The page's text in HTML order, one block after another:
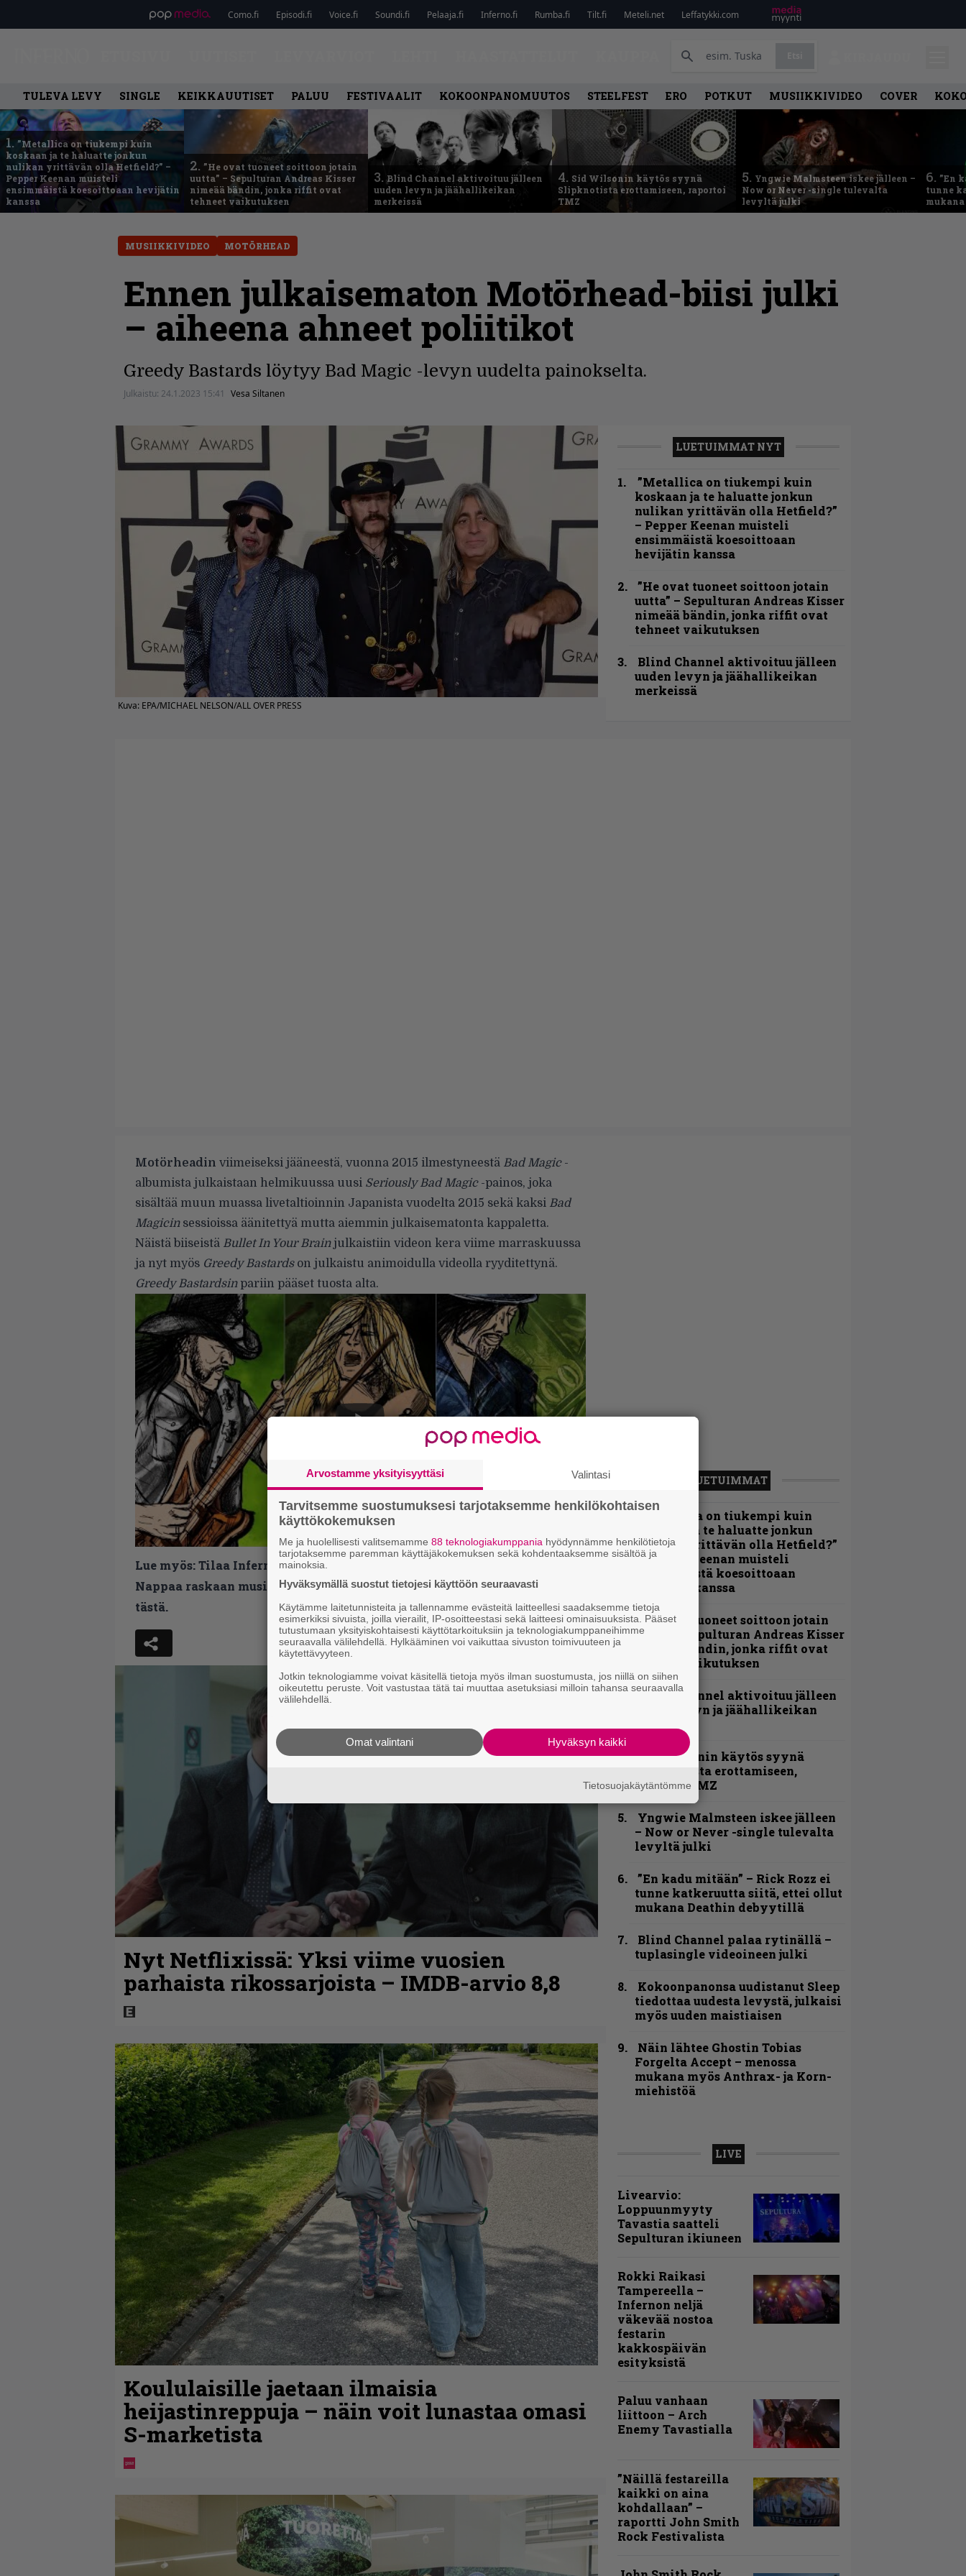
Como.fi Episodi.fi Voice.fi Soundi.fi Pelaaja.fi Inferno.fi Rumba.fi Tilt.fi Meteli.net Leffatykki.com
TULEVA LEVY SINGLE KEIKKAUUTISET PALUU FESTIVAALIT KOKOONPANOMUUTOS STEELFEST ERO POTKUT MUSIIKKIVIDEO COVER
1. ”Metallica on tiukempi kuin
koskaan ja te haluatte jonkun
nulikan yrittävän olla Hetfield?” –
Pepper Keenan muisteli
ensimmäistä koesoittoaan hevijätin
kanssa
2. ”He ovat tuoneet soittoon jotain
uutta” – Sepulturan Andreas Kisser
nimeää bändin, jonka riffit ovat
tehneet vaikutuksen
3.Blind Channel aktivoituu jälleen
uuden levyn ja jäähallikeikan
merkeissä
4. Sid Wilsonin käytös syynä
Slipknotista erottamiseen, raportoi
TMZ
5. Yngwie Malmsteen iskee jälleen –
Now or Never -single tulevalta
levyltä julki
6. ”En
tunne
MUSIIKKIVIDEO MOTÖRHEAD
Ennen julkaisematon Motörhead-biisi julki
– aiheena ahneet poliitikot
Greedy Bastards löytyy Bad Magic -levyn uudelta painokselta.
Julkaistu: 24.1.2023 15:41 Vesa Siltanen
Kuva: EPA/MICHAEL NELSON/ALL OVER PRESS
LUETUIMMAT NYT
”Metallica on tiukempi kuin
koskaan ja te haluatte jonkun
nulikan yrittävän olla Hetfield?”
– Pepper Keenan muisteli
ensimmäistä koesoittoaan
hevijätin kanssa
”He ovat tuoneet soittoon jotain
uutta” – Sepulturan Andreas Kisser
nimeää bändin, jonka riffit ovat
tehneet vaikutuksen
Blind Channel aktivoituu jälleen
uuden levyn ja jäähallikeikan
merkeissä
Motörheadin viimeiseksi jääneestä, vuonna 2015 ilmestyneestä Bad Magic-
albumista julkaistaan helmikuussa uusi Seriously Bad Magic-painos, joka
sisältää muun muassa livetaltioinnin Japanista vuodelta 2015 sekä kaksi Bad
Magicinsessioissa äänitettyä mutta aiemmin julkaisematonta kappaletta.
Näistä biiseistä Bullet In Your Brainjulkaistiin videon kera viime marraskuussa
ja nyt myös Greedy Bastardson julkaistu animoidulla videolla ryyditettynä.
Greedy Bastardsinpariin pääset tuosta alta.
Lue myös:Tilaa Infernon uutiskirje ja tiedät mistä kahvitauolla puhutaan!
Nappaa raskaan musiikin uutiset ja puheenaiheet suoraan sähköpostiin
tästä.
Nyt Netflixissä: Yksi viime vuosien
parhaista rikossarjoista – IMDB-arvio 8,8
Koululaisille jaetaan ilmaisia
heijastinreppuja – näin voit lunastaa omasi
S-marketista
LUETUIMMAT
”Metallica on tiukempi kuin
koskaan ja te haluatte jonkun
nulikan yrittävän olla Hetfield?”
– Pepper Keenan muisteli
ensimmäistä koesoittoaan
hevijätin kanssa
”He ovat tuoneet soittoon jotain
uutta” – Sepulturan Andreas Kisser
nimeää bändin, jonka riffit ovat
tehneet vaikutuksen
Blind Channel aktivoituu jälleen
uuden levyn ja jäähallikeikan
Sid Wilsonin käytös syynä
Slipknotista erottamiseen,
raportoi TMZ
Yngwie Malmsteen iskee jälleen
– Now or Never -single tulevalta
levyltä julki
”En kadu mitään” – Rick Rozz ei
tunne katkeruutta siitä, ettei ollut
mukana Deathin debyytillä
Blind Channel palaa rytinällä –
tuplasingle videoineen julki
Kokoonpanonsa uudistanut Sleep
tiedottaa uudesta levystä, julkaisi
myös uuden maistiaisen
Näin lähtee Ghostin Tobias
Forgelta Accept – menossa
mukana myös Anthrax- ja Korn-
miehistöä
LIVE
Livearvio:
Loppuunmyyty
Tavastia saatteli
Sepulturan ikiuneen
Rokki Raikasi
Tampereella –
Infernon neljä
väkevää nostoa
festarin
kakkospäivän
esityksistä
Paluu vanhaan
liittoon – Arch
Enemy Tavastialla
”Näillä festareilla
kaikki on aina
kohdallaan” –
raportti John Smith
Rock Festivalista
Arvostamme yksityisyyttäsi Valintasi
Tarvitsemme suostumuksesi tarjotaksemme henkilökohtaisen
käyttökokemuksen
Me ja huolellisesti valitsemamme 88 teknologiakumppania hyödynnämme henkilötietoja
tarjotaksemme paremman käyttäjäkokemuksen sekä kohdentaaksemme sisältöä ja
mainoksia.
Hyväksymällä suostut tietojesi käyttöön seuraavasti
Käytämme laitetunnisteita ja tallennamme evästeitä laitteellesi saadaksemme tietoja
esimerkiksi sivuista, joilla vierailit, IP-osoitteestasi sekä laitteesi ominaisuuksista. Pääset
tutustumaan yksityiskohtaisesti käyttötarkoituksiin ja teknologiakumppaneihimme
seuraavalla välilehdellä. Hylkääminen voi vaikuttaa sivuston toimivuuteen ja
käytettävyyteen.
Jotkin teknologiamme voivat käsitellä tietoja myös ilman suostumusta, jos niillä on siihen
oikeutettu peruste. Voit vastustaa tätä tai muuttaa asetuksiasi milloin tahansa seuraavalla
välilehdellä.
Hyväksyn kaikki
Omat valintani
Tietosuojakäytäntömme